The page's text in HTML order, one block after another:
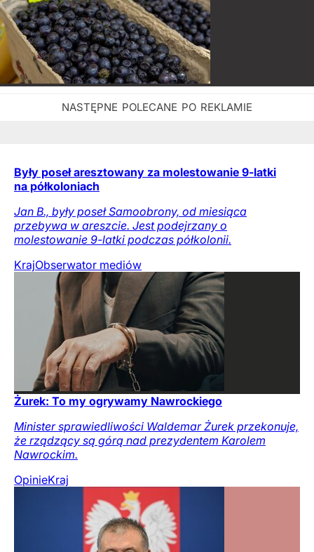
Były poseł aresztowany za molestowanie 9-latki
na półkoloniach
Jan B., były poseł Samoobrony, od miesiąca
przebywa w areszcie. Jest podejrzany o
molestowanie 9-latki podczas półkolonii.
KrajObserwator mediów
Żurek: To my ogrywamy Nawrockiego
Minister sprawiedliwości Waldemar Żurek przekonuje,
że rządzący są górą nad prezydentem Karolem
Nawrockim.
OpinieKraj